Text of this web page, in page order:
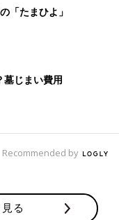
「たまひよ」
墓じまい費用
Recommended by
る